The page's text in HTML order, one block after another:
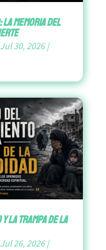
Memoria del
Jul 30, 2026|
la Trampa de la
Jul 26, 2026|